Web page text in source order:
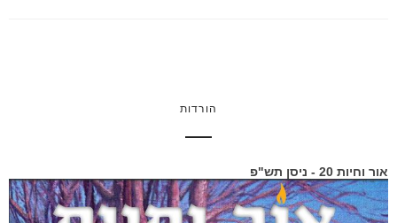
הורדות
אור וחיות 20 - ניסן תש"פ